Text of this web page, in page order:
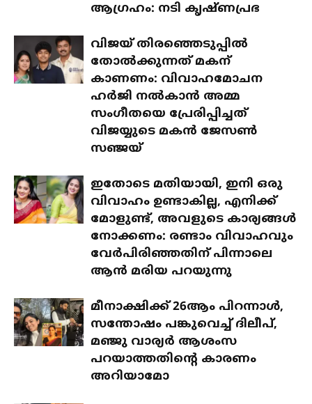
ആഗ്രഹം: നടി കൃഷ്ണപ്രഭ
വിജയ് തിരഞ്ഞെടുപ്പിൽ
തോൽക്കുന്നത് മകന്
കാണണം: വിവാഹമോചന
ഹർജി നൽകാൻ അമ്മ
സംഗീതയെ പ്രേരിപ്പിച്ചത്
വിജയ്യുടെ മകൻ ജേസൺ
സഞ്ജയ്
ഇതോടെ മതിയായി, ഇനി ഒരു
വിവാഹം ഉണ്ടാകില്ല, എനിക്ക്
മോളുണ്ട്, അവളുടെ കാര്യങ്ങൾ
നോക്കണം: രണ്ടാം വിവാഹവും
വേർപിരിഞ്ഞതിന് പിന്നാലെ
ആൻ മരിയ പറയുന്നു
മീനാക്ഷിക്ക് 26ആം പിറന്നാൾ,
സന്തോഷം പങ്കുവെച്ച് ദിലീപ്,
മഞ്ജു വാര്യർ ആശംസ
പറയാത്തതിന്റെ കാരണം
അറിയാമോ